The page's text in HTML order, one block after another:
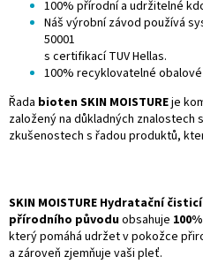
100% přírodní a udržitelné
Náš výrobní závod používá
50001
s certifikací TUV Hellas.
100% recyklovatelné
Řada bioten SKIN MOISTUREje
založený na důkladných
zkušenostech s řadou produktů,
SKIN MOISTURE Hydratační
přírodního původuobsahuje
který pomáhá udržet v pokožce
a zároveň zjemňuje vaši pleť.